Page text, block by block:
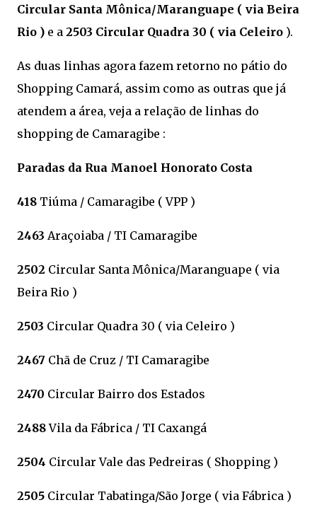
Circular Santa Mônica/Maranguape ( via Beira
Rio ) e a 2503 Circular Quadra 30 ( via Celeiro ).
As duas linhas agora fazem retorno no pátio do
Shopping Camará, assim como as outras que já
atendem a área, veja a relação de linhas do
shopping de Camaragibe :
Paradas da Rua Manoel Honorato Costa
418 Tiúma / Camaragibe ( VPP )
2463 Araçoiaba / TI Camaragibe
2502 Circular Santa Mônica/Maranguape ( via
Beira Rio )
2503 Circular Quadra 30 ( via Celeiro )
2467 Chã de Cruz / TI Camaragibe
2470 Circular Bairro dos Estados
2488Vila da Fábrica / TI Caxangá
2504 Circular Vale das Pedreiras ( Shopping )
2505 Circular Tabatinga/São Jorge ( via Fábrica )